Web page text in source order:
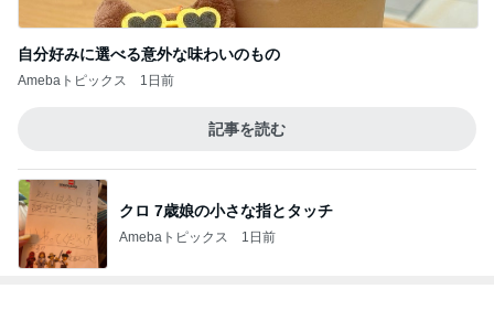
自分好みに選べる意外な味わいのもの
Amebaトピックス 1日前
記事を読む
クロ 7歳娘の小さな指とタッチ
Amebaトピックス 1日前